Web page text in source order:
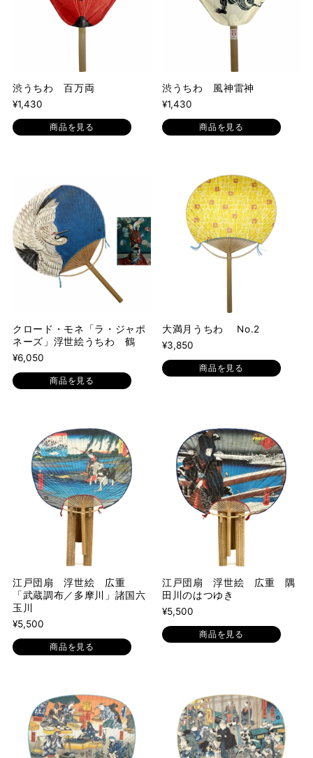
渋うちわ 百万両
¥1,430
商品を見る
渋うちわ 風神雷神
¥1,430
商品を見る
クロード・モネ「ラ・ジャポ
ネーズ」浮世絵うちわ 鶴
¥6,050
商品を見る
大満月うちわ No.2
¥3,850
商品を見る
江戸団扇 浮世絵 広重
「武蔵調布／多摩川」諸国六
玉川
¥5,500
商品を見る
江戸団扇 浮世絵 広重 隅
田川のはつゆき
¥5,500
商品を見る